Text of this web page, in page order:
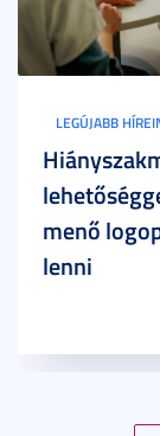
LEGÚJABB
menő
lenni